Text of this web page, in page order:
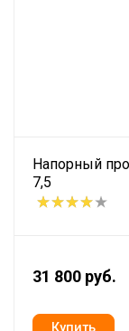
Напорный
7,5
31 800 руб.